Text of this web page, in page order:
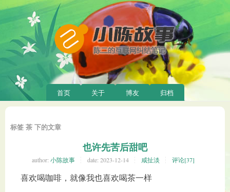
首页 关于 博友 归档
标签 茶 下的文章
也许先苦后甜吧
author: 小陈故事 date: 2023-12-14 咸扯淡 评论[37]
喜欢喝咖啡，就像我也喜欢喝茶一样